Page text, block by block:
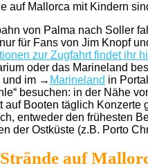
auf Mallorca mit Kindern
von Palma nach Soller
für Fans von Jim Knopf
zur Zugfahrt findet ihr
oder das Marineland
und im → Marineland in
besuchen: in der Nähe
auf Booten täglich
entweder den frühesten
der Ostküste (z.B. Porto
auf